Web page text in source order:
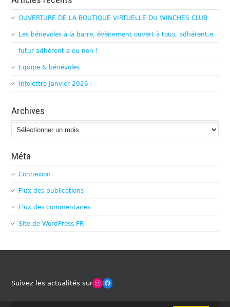
OUVERTURE DE LA BOUTIQUE VIRTUELLE DU WINCHES CLUB
Les bénévoles à la barre, évènement ouvert à tous, adhérent.e,
futur adhérent.e ou non !
Equipe & bénévoles
Infolettre Janvier 2026
Archives
Archives
Méta
Connexion
Flux des publications
Flux des commentaires
Site de WordPress-FR
Suivez les actualités surWinches Club OfficielFacebook